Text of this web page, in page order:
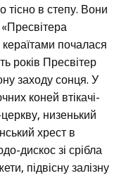
тісно в степу. Вони
почалася
років Пресвітер
заходу сонця. У
коней втікачі-
низенький
хрест в
дискос зі срібла
підвісну залізну